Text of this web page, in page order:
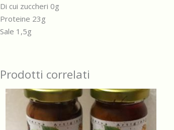
Di cui zuccheri 0g
Proteine 23g
Sale 1,5g
Prodotti correlati